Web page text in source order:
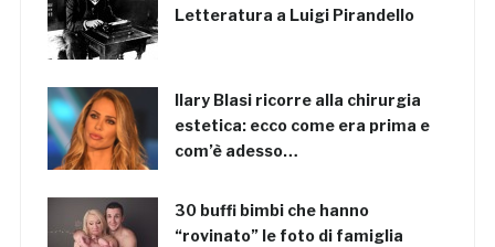
Letteratura a Luigi Pirandello
Ilary Blasi ricorre alla chirurgia
estetica: ecco come era prima e
com’è adesso…
30 buffi bimbi che hanno
“rovinato” le foto di famiglia